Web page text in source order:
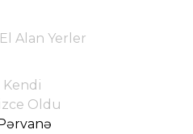
Alan Yerler
Kendi
Oldu